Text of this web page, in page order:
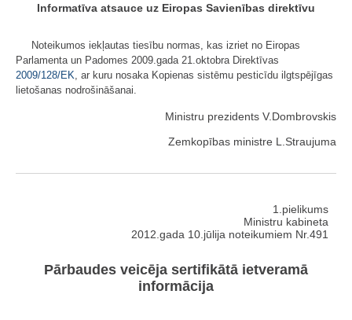
Informatīva atsauce uz Eiropas Savienības direktīvu
Noteikumos iekļautas tiesību normas, kas izriet no Eiropas
Parlamenta un Padomes 2009.gada 21.oktobra Direktīvas
2009/128/EK , ar kuru nosaka Kopienas sistēmu pesticīdu ilgtspējīgas
lietošanas nodrošināšanai.
Ministru prezidents V.Dombrovskis
Zemkopības ministre L.Straujuma
1.pielikums
Ministru kabineta
2012.gada 10.jūlija noteikumiem Nr.491
Pārbaudes veicēja sertifikātā ietveramā
informācija